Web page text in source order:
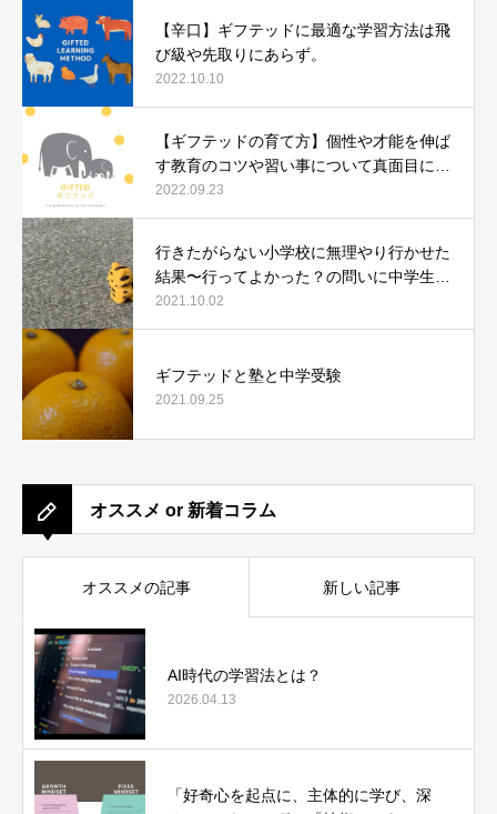
【辛口】ギフテッドに最適な学習方法は飛
び級や先取りにあらず。
2022.10.10
【ギフテッドの育て方】個性や才能を伸ば
す教育のコツや習い事について真面目に語
ります。
2022.09.23
行きたがらない小学校に無理やり行かせた
結果〜行ってよかった？の問いに中学生に
なった今、どう答えたか〜
2021.10.02
ギフテッドと塾と中学受験
2021.09.25
オススメ or 新着コラム
オススメの記事 新しい記事
AI時代の学習法とは？
2026.04.13
「好奇心を起点に、主体的に学び、深